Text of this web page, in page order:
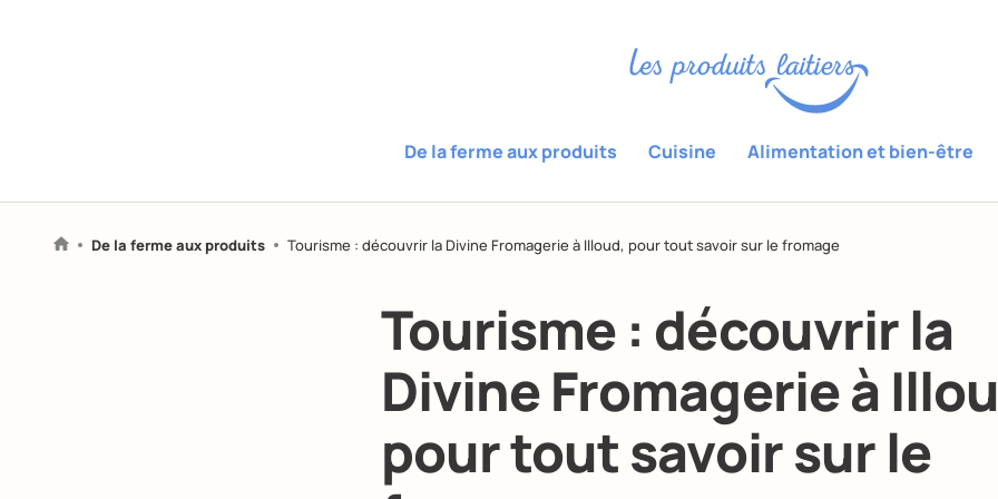
De la ferme aux produits Cuisine Alimentation et bien-être
De la ferme aux produits Tourisme : découvrir la Divine Fromagerie à Illoud, pour tout savoir sur le fromage
Tourisme : découvrir la
Divine Fromagerie à
pour tout savoir sur le